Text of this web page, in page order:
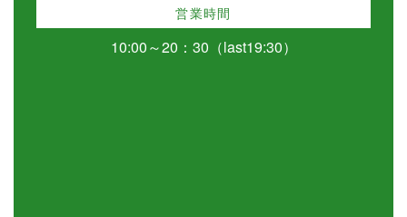
営業時間
10:00～20：30（last19:30）